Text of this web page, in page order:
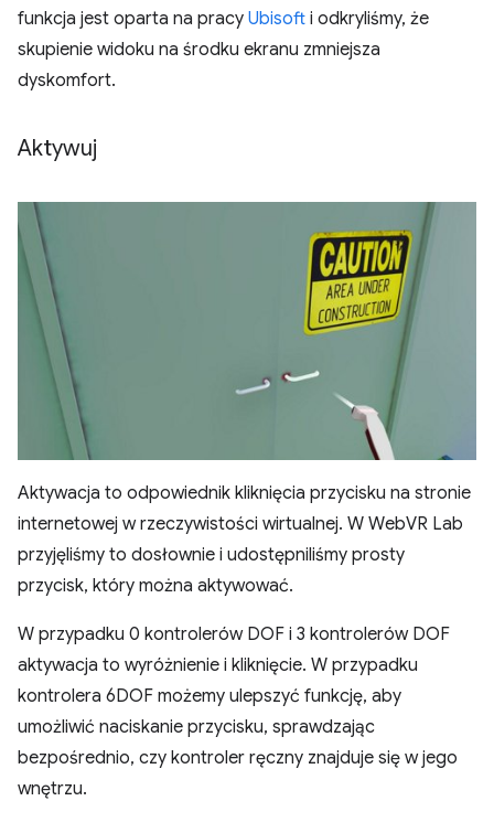
funkcja jest oparta na pracy Ubisoft i odkryliśmy, że
skupienie widoku na środku ekranu zmniejsza
dyskomfort.
Aktywuj
Aktywacja to odpowiednik kliknięcia przycisku na stronie
internetowej w rzeczywistości wirtualnej. W WebVR Lab
przyjęliśmy to dosłownie i udostępniliśmy prosty
przycisk, który można aktywować.
W przypadku 0 kontrolerów DOF i 3 kontrolerów DOF
aktywacja to wyróżnienie i kliknięcie. W przypadku
kontrolera 6DOF możemy ulepszyć funkcję, aby
umożliwić naciskanie przycisku, sprawdzając
bezpośrednio, czy kontroler ręczny znajduje się w jego
wnętrzu.